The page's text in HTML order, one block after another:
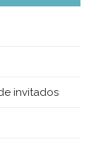
invitados